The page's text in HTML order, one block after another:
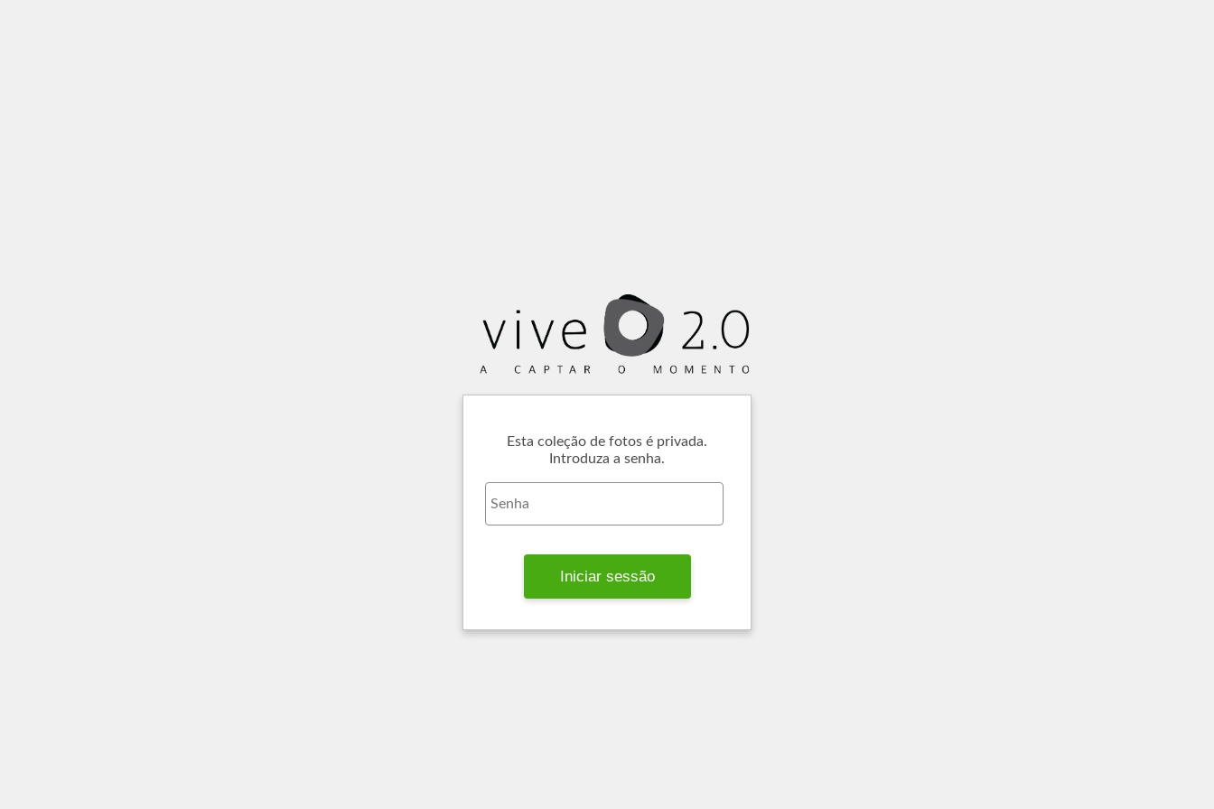
Esta coleção de fotos é privada.
Introduza a senha.
Iniciar sessão